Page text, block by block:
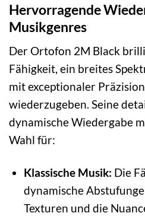
Hervorragende
Musikgenres
Der Ortofon 2M Black
Fähigkeit, ein breites
mit exceptionaler
wiederzugeben. Seine
dynamische Wiedergabe
Wahl für:
Klassische Musik: Die
dynamische
Texturen und die